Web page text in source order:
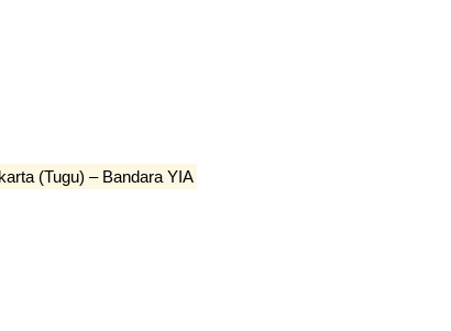
(Tugu) – Bandara YIA